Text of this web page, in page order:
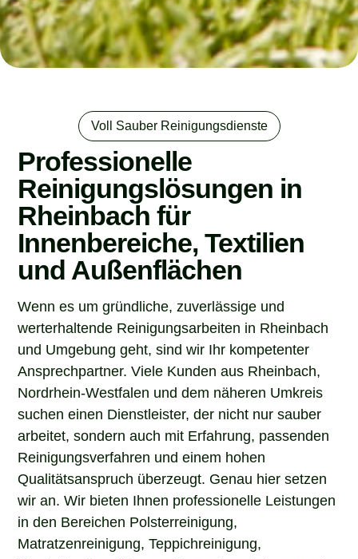
Voll Sauber Reinigungsdienste
Professionelle
Reinigungslösungen in
Rheinbach für
Innenbereiche, Textilien
und Außenflächen
Wenn es um gründliche, zuverlässige und
werterhaltende Reinigungsarbeiten in Rheinbach
und Umgebung geht, sind wir Ihr kompetenter
Ansprechpartner. Viele Kunden aus Rheinbach,
Nordrhein-Westfalen und dem näheren Umkreis
suchen einen Dienstleister, der nicht nur sauber
arbeitet, sondern auch mit Erfahrung, passenden
Reinigungsverfahren und einem hohen
Qualitätsanspruch überzeugt. Genau hier setzen
wir an. Wir bieten Ihnen professionelle Leistungen
in den Bereichen Polsterreinigung,
Matratzenreinigung, Teppichreinigung,